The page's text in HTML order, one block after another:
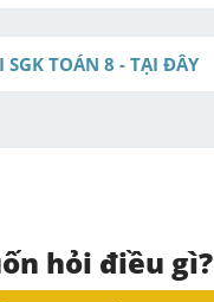
SGK TOÁN 8 - TẠI ĐÂY
hỏi điều gì?